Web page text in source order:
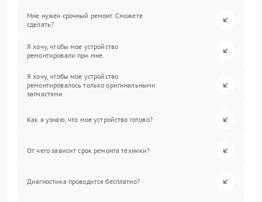
Мне нужен срочный ремонт. Сможете
сделать?
Я хочу, чтобы мое устройство
ремонтировали при мне.
Я хочу, чтобы мое устройство
ремонтировалось только оригинальными
запчастями.
Как я узнаю, что мое устройство готово?
От чего зависит срок ремонта техники?
Диагностика проводится бесплатно?